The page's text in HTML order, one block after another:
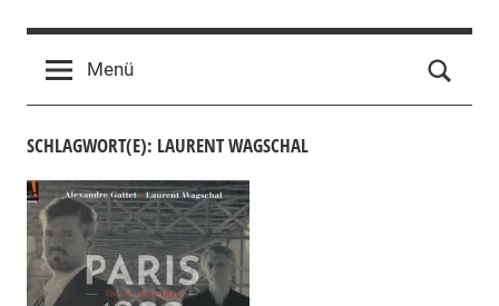
HörBar
der
nmz
Menü
SCHLAGWORT(E): LAURENT WAGSCHAL